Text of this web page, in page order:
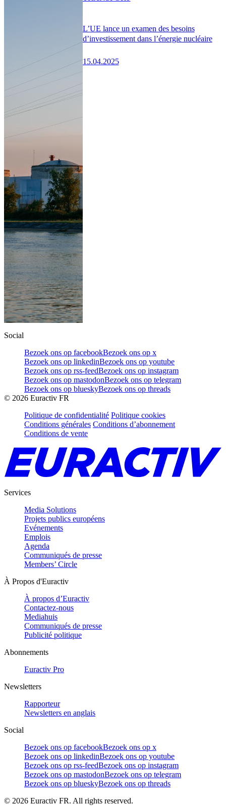
L’UE lance un examen des besoins
d’investissement dans l’énergie nucléaire
15.04.2025
Social
Bezoek ons op facebookBezoek ons op x
Bezoek ons op linkedinBezoek ons op youtube
Bezoek ons op rss-feedBezoek ons op instagram
Bezoek ons op mastodonBezoek ons op telegram
Bezoek ons op blueskyBezoek ons op threads
© 2026 Euractiv FR
Politique de confidentialité Politique cookies
Conditions générales Conditions d’abonnement
Conditions de vente
Services
Media Solutions
Projets publics européens
Evénements
Emplois
Agenda
Communiqués de presse
Members’ Circle
À Propos d'Euractiv
À propos d’Euractiv
Contactez-nous
Mediahuis
Communiqués de presse
Publicité politique
Abonnements
Euractiv Pro
Newsletters
Rapporteur
Newsletters en anglais
Social
Bezoek ons op facebookBezoek ons op x
Bezoek ons op linkedinBezoek ons op youtube
Bezoek ons op rss-feedBezoek ons op instagram
Bezoek ons op mastodonBezoek ons op telegram
Bezoek ons op blueskyBezoek ons op threads
© 2026 Euractiv FR. All rights reserved.